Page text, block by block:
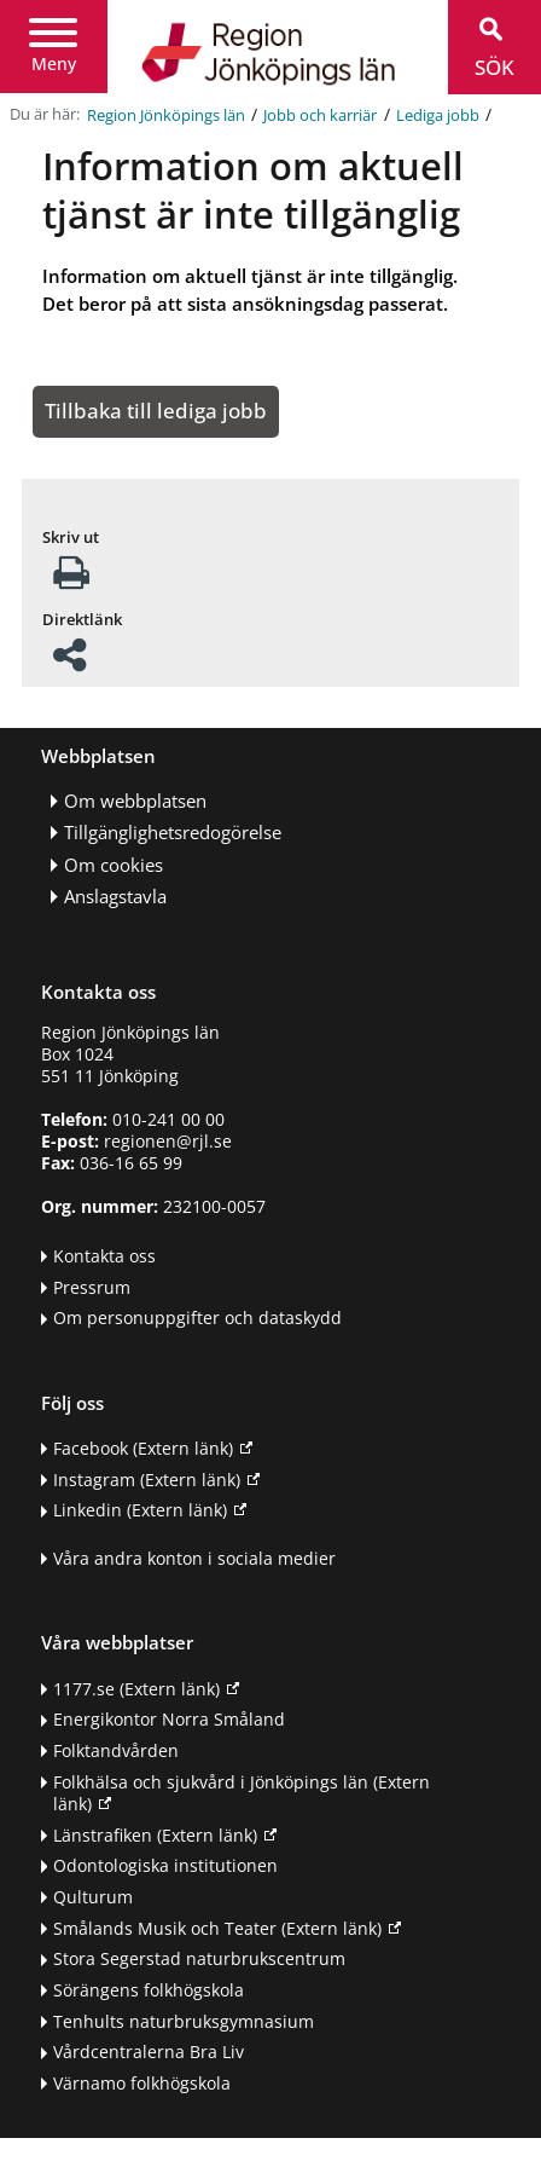
Meny
Jönköpings
län
SÖK
Du är här: Region Jönköpings län / Jobb och karriär / Lediga jobb /
Information om aktuell
tjänst är inte tillgänglig
Information om aktuell tjänst är inte tillgänglig.
Det beror på att sista ansökningsdag passerat.
Tillbaka till lediga jobb
Skriv ut
Direktlänk
Webbplatsen
Om webbplatsen
Tillgänglighetsredogörelse
Om cookies
Anslagstavla
Kontakta oss
Region Jönköpings län
Box 1024
551 11 Jönköping
Telefon:010-241 00 00
E-post:regionen@rjl.se
Fax: 036-16 65 99
Org. nummer:232100-0057
Kontakta oss
Pressrum
Om personuppgifter och dataskydd
Följ oss
Facebook(Extern länk)
Instagram (Extern länk)
Linkedin (Extern länk)
Våra andra konton i sociala medier
Våra webbplatser
1177.se(Extern länk)
Energikontor Norra Småland
Folktandvården
Folkhälsa och sjukvård i Jönköpings län (Extern
länk)
Länstrafiken (Extern länk)
Odontologiska institutionen
Qulturum
Smålands Musik och Teater(Extern länk)
Stora Segerstad naturbrukscentrum
Sörängens folkhögskola
Tenhults naturbruksgymnasium
Vårdcentralerna Bra Liv
Värnamo folkhögskola